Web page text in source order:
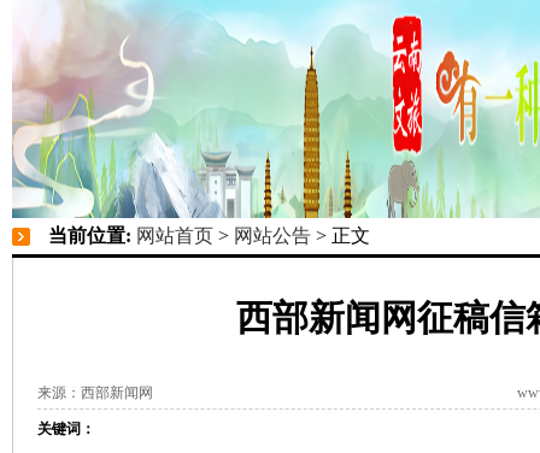
当前位置: 网站首页 > 网站公告 > 正文
西部新闻网征稿信
来源：西部新闻网
关键词：